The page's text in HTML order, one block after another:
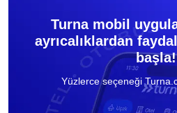
Turna mobil
ayrıcalıklardan
başla!
Yüzlerce seçeneği